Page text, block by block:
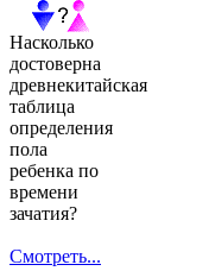
Насколько
достоверна
древнекитайская
таблица
определения
пола
ребенка по
времени
зачатия?
Смотреть...